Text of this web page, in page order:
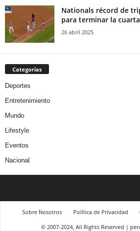
Nationals récord de
para terminar la
26 abril 2025
Categorías
Deportes
Entretenimiento
Mundo
Lifestyle
Eventos
Nacional
Sobre Nosotros Política de Privacidad
© 2007-2024, All Rights Reserved |